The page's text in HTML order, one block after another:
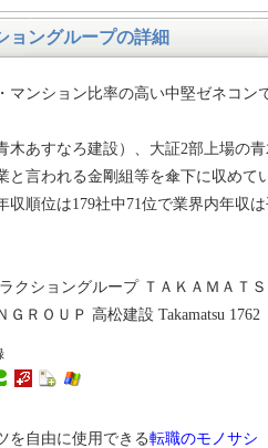
ョングループの詳細
マンション比率の高い中堅ゼネコン
木あすなろ建設）、大証2部上場の
と言われる金剛組等を傘下に収めて
収順位は179社中71位で業界内年収
クショングループ ＴＡＫＡＭＡＴ
ＲＯＵＰ 高松建設 Takamatsu 1762
を自由に使用できる転職のモノサシ